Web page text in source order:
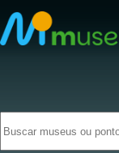
para
o
conteúdo
resultados